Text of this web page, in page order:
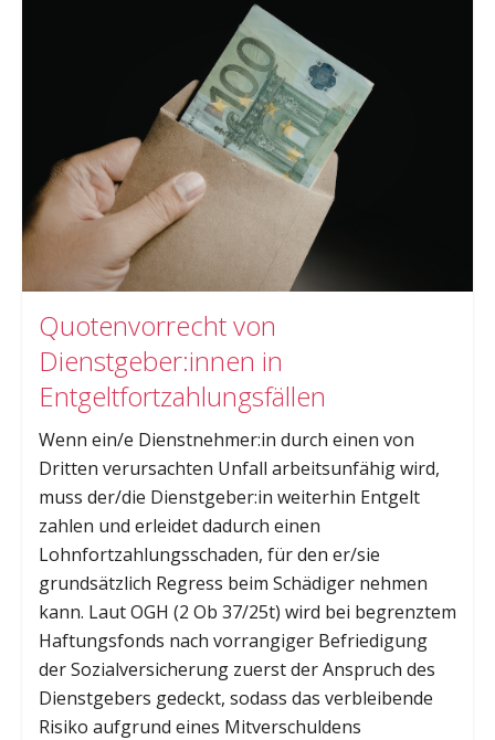
Quotenvorrecht von
Dienstgeber:innen in
Entgeltfortzahlungsfällen
Wenn ein/e Dienstnehmer:in durch einen von
Dritten verursachten Unfall arbeitsunfähig wird,
muss der/die Dienstgeber:in weiterhin Entgelt
zahlen und erleidet dadurch einen
Lohnfortzahlungsschaden, für den er/sie
grundsätzlich Regress beim Schädiger nehmen
kann. Laut OGH (2 Ob 37/25t) wird bei begrenztem
Haftungsfonds nach vorrangiger Befriedigung
der Sozialversicherung zuerst der Anspruch des
Dienstgebers gedeckt, sodass das verbleibende
Risiko aufgrund eines Mitverschuldens